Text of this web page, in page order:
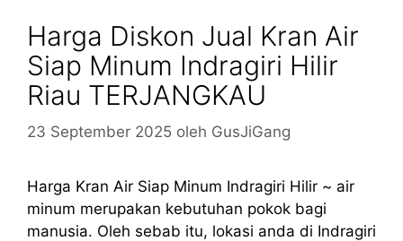
Harga Diskon Jual Kran Air
Siap Minum Indragiri Hilir
Riau TERJANGKAU
23 September 2025 oleh GusJiGang
Harga Kran Air Siap Minum Indragiri Hilir ~ air
minum merupakan kebutuhan pokok bagi
manusia. Oleh sebab itu, lokasi anda di Indragiri